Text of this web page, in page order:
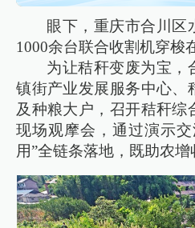
眼下，重庆市合川区
1000余台联合收割机穿梭
为让秸秆变废为宝，
镇街产业发展服务中心、
及种粮大户，召开秸秆综
现场观摩会，通过演示
用”全链条落地，既助农增